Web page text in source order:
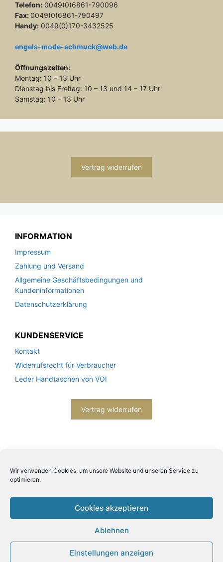
Wir verwenden Cookies, um unsere Website und unseren Service zu
optimieren.
Cookies akzeptieren
Ablehnen
Einstellungen anzeigen
Telefon: 0049(0)6861-790096
Fax: 0049(0)6861-790497
Handy: 0049(0)170-3432525
engels-mode-schmuck@web.de
Öffnungszeiten:
Montag: 10 – 13 Uhr
Dienstag bis Freitag: 10 – 13 und 14 – 17 Uhr
Samstag: 10 – 13 Uhr
Vertrag widerrufen
INFORMATION
Impressum
Zahlung und Versand
Allgemeine Geschäftsbedingungen und
Kundeninformationen
Datenschutzerklärung
KUNDENSERVICE
Kontakt
Widerrufsrecht für Verbraucher
Leder Handtaschen von VOI
Vertrag widerrufen
2026© Engels mode schmuck -Datenschutzerklärung
Impressum- Bitte beachten Sie unsere